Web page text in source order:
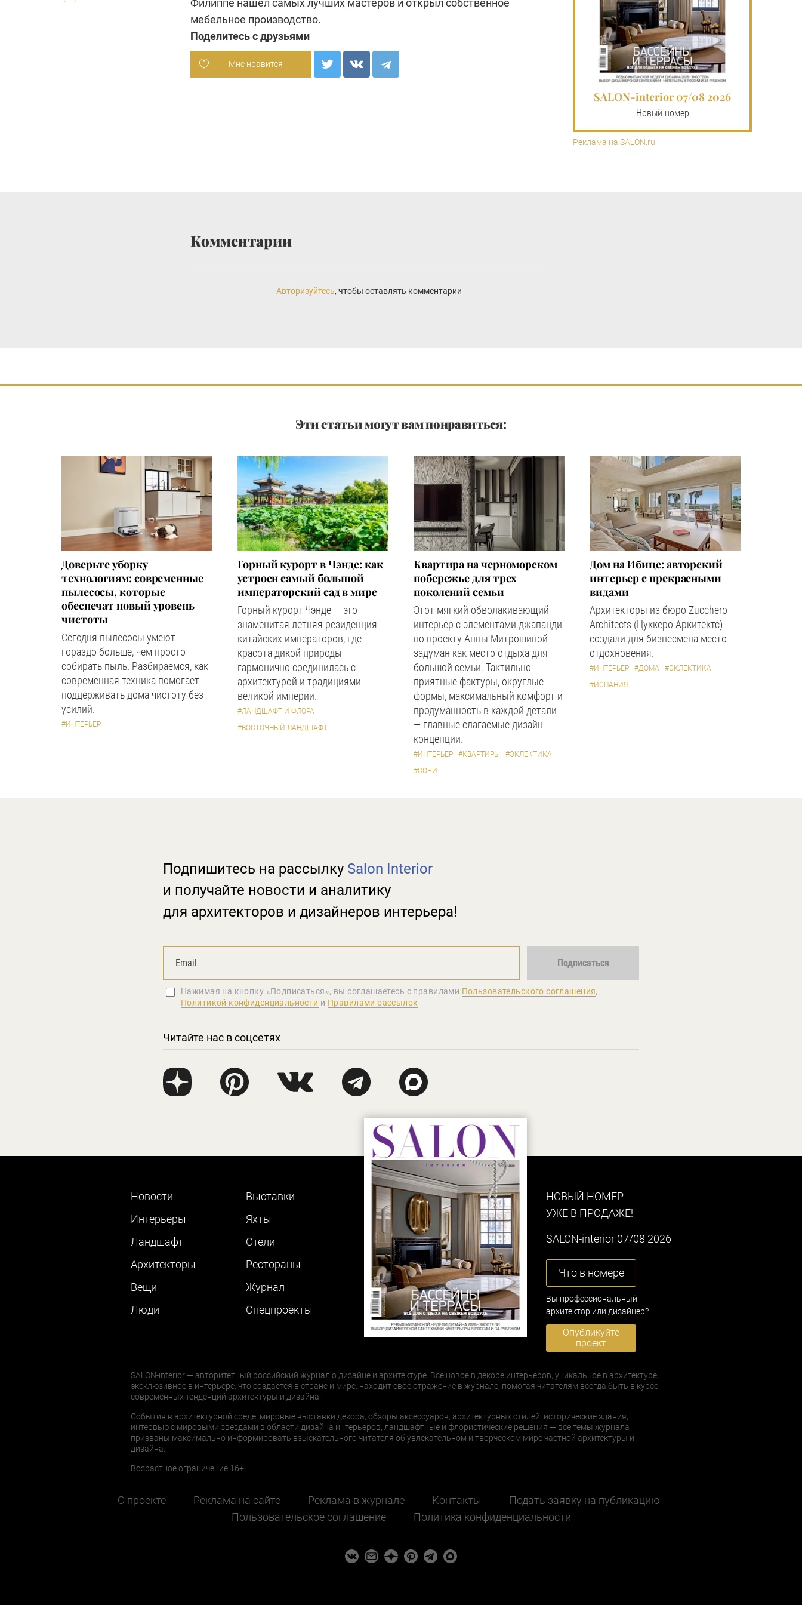
Филиппе нашел самых лучших мастеров и открыл собственное
мебельное производство.
Поделитесь с друзьями
Мне нравится
SALON-interior 07/08 2026
Новый номер
Реклама на SALON.ru
Комментарии
Авторизуйтесь, чтобы оставлять комментарии
Эти статьи могут вам понравиться:
Доверьте уборку
технологиям: современные
пылесосы, которые
обеспечат новый уровень
чистоты
Сегодня пылесосы умеют
гораздо больше, чем просто
собирать пыль. Разбираемся, как
современная техника помогает
поддерживать дома чистоту без
усилий.
#ИНТЕРЬЕР
Горный курорт в Чэнде: как
устроен самый большой
императорский сад в мире
Горный курорт Чэнде — это
знаменитая летняя резиденция
китайских императоров, где
красота дикой природы
гармонично соединилась с
архитектурой и традициями
великой империи.
#ЛАНДШАФТ И ФЛОРА
#ВОСТОЧНЫЙ ЛАНДШАФТ
Квартира на черноморском
побережье для трех
поколений семьи
Этот мягкий обволакивающий
интерьер с элементами джапанди
по проекту Анны Митрошиной
задуман как место отдыха для
большой семьи. Тактильно
приятные фактуры, округлые
формы, максимальный комфорт и
продуманность в каждой детали
— главные слагаемые дизайн-
концепции.
#ИНТЕРЬЕР #КВАРТИРЫ
#ЭКЛЕКТИКА
#СОЧИ
Дом на Ибице: авторский
интерьер с прекрасными
видами
Архитекторы из бюро Zucchero
Architects (Цуккеро Аркитектс)
создали для бизнесмена место
отдохновения.
#ИНТЕРЬЕР #ДОМА
#ЭКЛЕКТИКА
#ИСПАНИЯ
Подпишитесь на рассылку Salon Interior
и получайте новости и аналитику
для архитекторов и дизайнеров интерьера!
Подписаться
Нажимая на кнопку «Подписаться», вы соглашаетеcь с правилами Пользовательского соглашения,
Политикой конфиденциальности и Правилами рассылок
Читайте нас в соцсетях
Новости
Интерьеры
Ландшафт
Архитекторы
Вещи
Люди
Выставки
Яхты
Отели
Рестораны
Журнал
Cпецпроекты
НОВЫЙ НОМЕР
УЖЕ В ПРОДАЖЕ!
SALON-interior 07/08 2026
Что в номере
Вы профессиональный
архитектор или дизайнер?
Опубликуйте
проект
SALON-interior — авторитетный российский журнал о дизайне и архитектуре. Все новое в декоре интерьеров, уникальное в архитектуре,
эксклюзивное в интерьере, что создается в стране и мире, находит свое отражение в журнале, помогая читателям всегда быть в курсе
современных тенденций архитектуры и дизайна.
События в архитектурной среде, мировые выставки декора, обзоры аксессуаров, архитектурных стилей, исторические здания,
интервью с мировыми звездами в области дизайна интерьеров, ландшафтные и флористические решения — все темы журнала
призваны максимально информировать взыскательного читателя об увлекательном и творческом мире частной архитектуры и
дизайна.
Возрастное ограничение 16+
О проекте Реклама на сайте Реклама в журнале Контакты
Подать заявку на публикацию
Пользовательское соглашение
Политика конфиденциальности